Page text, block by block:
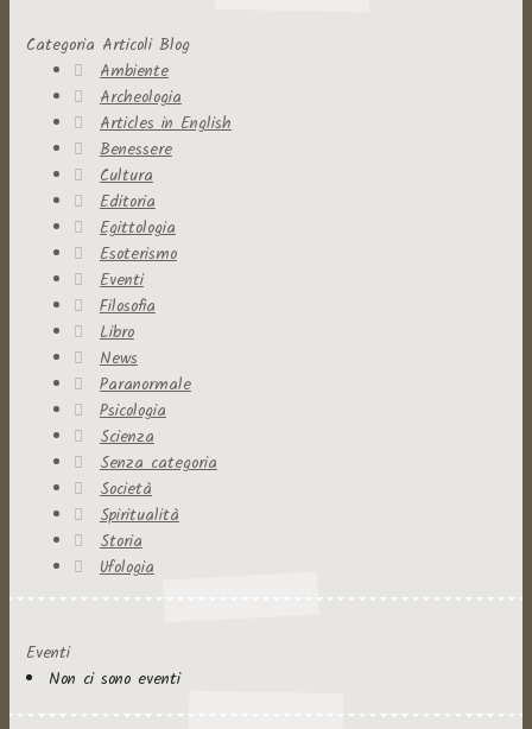
Categoria Articoli Blog
Ambiente
Archeologia
Articles in English
Benessere
Cultura
Editoria
Egittologia
Esoterismo
Eventi
Filosofia
Libro
News
Paranormale
Psicologia
Scienza
Senza categoria
Società
Spiritualità
Storia
Ufologia
Eventi
Non ci sono eventi